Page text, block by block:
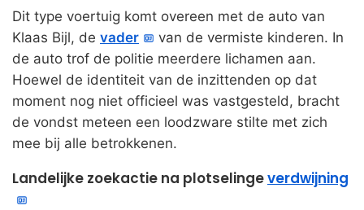
Dit type voertuig komt overeen met de auto van
Klaas Bijl, de vader
van de vermiste kinderen. In
de auto trof de politie meerdere lichamen aan.
Hoewel de identiteit van de inzittenden op dat
moment nog niet officieel was vastgesteld, bracht
de vondst meteen een loodzware stilte met zich
mee bij alle betrokkenen.
Landelijke zoekactie na plotselingeverdwijning